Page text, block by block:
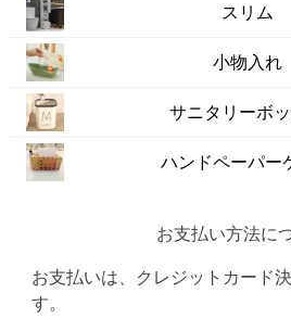
スリム
小物入れ
サニタリーボ
ハンドペーパー
お支払い方法に
お支払いは、クレジットカード
す。